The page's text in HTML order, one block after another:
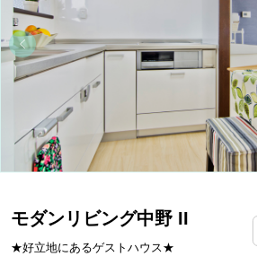
モダンリビング中野 II
★好立地にあるゲストハウス★